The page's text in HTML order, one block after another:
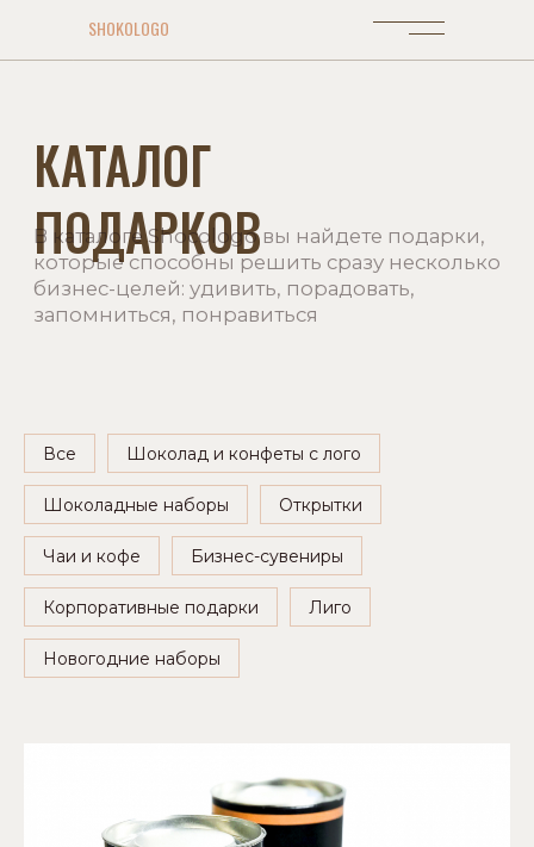
SHOKOLOGO
ПОДАРКОВ
В каталоге Shocologo вы найдете подарки,
которые способны решить сразу несколько
запомниться, понравиться
Все Шоколад и конфеты с лого
Шоколадные наборы Открытки
Чаи и кофе Бизнес-сувениры
Корпоративные подарки Лиго
Новогодние наборы